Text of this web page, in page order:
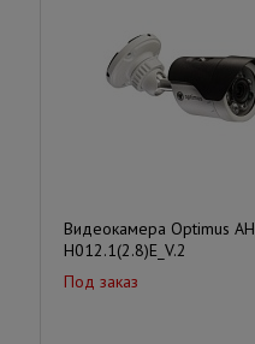
Видеокамера Optimus
H012.1(2.8)E_V.2
Под заказ